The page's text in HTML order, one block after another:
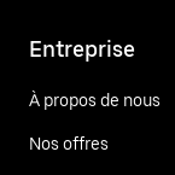
Entreprise
À propos de nous
Nos offres